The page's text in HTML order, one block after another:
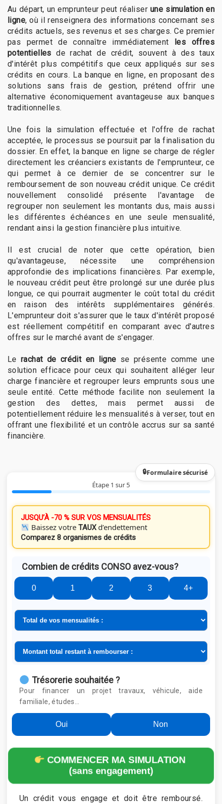
Au départ, un emprunteur peut réaliserune simulation en
ligne, où il renseignera des informations concernant ses
crédits actuels, ses revenus et ses charges. Ce premier
pas permet de connaître immédiatement
les offres
potentielles de rachat de crédit, souvent à des taux
d'intérêt plus compétitifs que ceux appliqués sur ses
crédits en cours. La banque en ligne, en proposant des
solutions sans frais de gestion, prétend offrir une
alternative économiquement avantageuse aux banques
traditionnelles.
Une fois la simulation effectuée et l'offre de rachat
acceptée, le processus se poursuit par la finalisation du
dossier. En effet, la banque en ligne se charge de régler
directement les créanciers existants de l'emprunteur, ce
qui permet à ce dernier de se concentrer sur le
remboursement de son nouveau crédit unique. Ce crédit
nouvellement consolidé présente l'avantage de
regrouper non seulement les montants dus, mais aussi
les différentes échéances en une seule mensualité,
rendant ainsi la gestion financière plus intuitive.
Il est crucial de noter que cette opération, bien
qu'avantageuse, nécessite une compréhension
approfondie des implications financières. Par exemple,
le nouveau crédit peut être prolongé sur une durée plus
longue, ce qui pourrait augmenter le coût total du crédit
en raison des intérêts supplémentaires générés.
L'emprunteur doit s'assurer que le taux d'intérêt proposé
est réellement compétitif en comparant avec d'autres
offres sur le marché avant de s'engager.
Lerachat de crédit en ligne se présente comme une
solution efficace pour ceux qui souhaitent alléger leur
charge financière et regrouper leurs emprunts sous une
seule entité. Cette méthode facilite non seulement la
gestion des dettes, mais permet aussi de
potentiellement réduire les mensualités à verser, tout en
offrant une flexibilité et un contrôle accrus sur sa santé
financière.
Étape 1 sur 5
Formulaire sécurisé
JUSQU’À -70 % SUR VOS MENSUALITÉS
Baissez votreTAUXd’endettement
Comparez 8 organismes de crédits
Combien de crédits CONSO avez-vous?
0 1 2 3 4+
Trésorerie souhaitée ?
Pour financer un projet travaux, véhicule, aide
familiale, études…
Oui Non
COMMENCER MA SIMULATION
(sans engagement)
Un crédit vous engage et doit être remboursé.